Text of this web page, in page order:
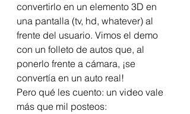
convertirlo en un elemento 3D en
una pantalla (tv, hd, whatever) al
frente del usuario. Vimos el demo
con un folleto de autos que, al
ponerlo frente a cámara, ¡se
convertía en un auto real!
Pero qué les cuento: un video vale
más que mil posteos: